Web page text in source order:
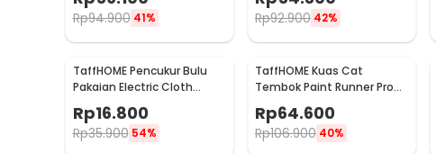
400ml - ST1003
Rp94.900 41% Rp92.900 42%
TaffHOME Pencukur Bulu
Pakaian Electric Cloth
Fabric Shaver - FL-188
Rp16.800
Rp35.900 54%
TaffHOME Kuas Cat
Tembok Paint Runner Pro
Roller - DY-526
Rp64.600
Rp106.900 40%